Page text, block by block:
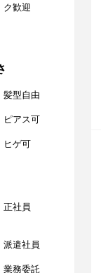
ク歓迎
髪型自由
ピアス可
ヒゲ可
正社員
派遣社員
業務委託